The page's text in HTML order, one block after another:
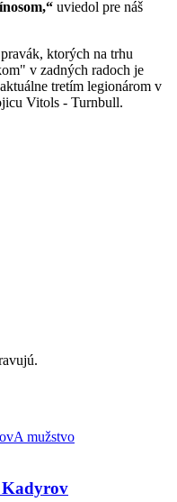
uviedol pre náš
ktorých na trhu
v zadných radoch je
tretím legionárom v
Vitols - Turnbull.
A mužstvo
Kadyrov